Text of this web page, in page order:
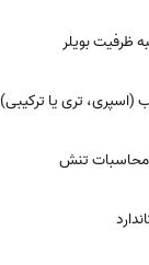
ظرفیت بویلر
تری یا ترکیبی)
تنش